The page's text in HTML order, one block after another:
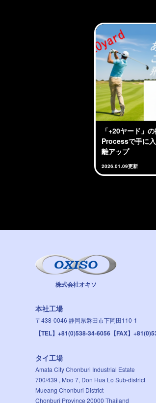
「+20ヤード」
Processで手に
離アップ
2026.01.09更新
株式会社オキソ
本社工場
〒438-0046 静岡県磐田市下岡田110-1
【TEL】+81(0)538-34-6056 【FAX】
タイ工場
Amata City Chonburi Industrial Estate
700/439 , Moo 7, Don Hua Lo Sub-district
Mueang Chonburi District
Chonburi Province 20000 Thailand